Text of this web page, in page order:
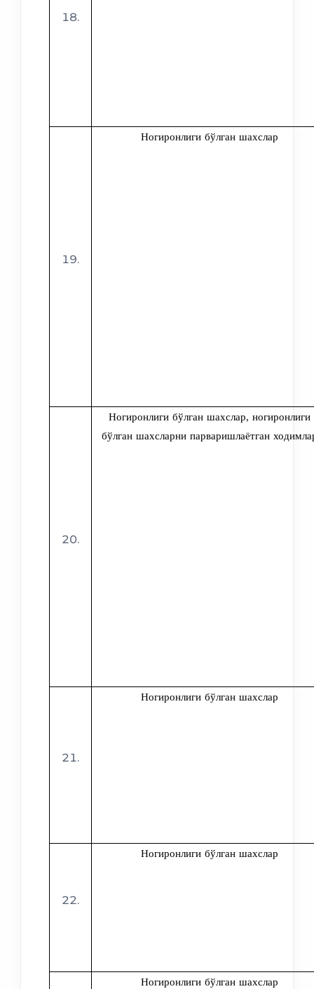
Ногиронлиги бўлган шахслар
Ногиронлиги бўлган шахслар, ногиронлиги
бўлган шахсларни парваришлаётган
Ногиронлиги бўлган шахслар
Ногиронлиги бўлган шахслар
Ногиронлиги бўлган шахслар